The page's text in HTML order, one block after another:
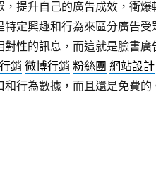
，提升自己的廣告成效，衝
特定興趣和行為來區分廣告
性的訊息，而這就是臉書廣
銷 微博行銷 粉絲團 網站設計
行為數據，而且還是免費的